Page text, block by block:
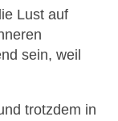
Lust auf
sein, weil
trotzdem in